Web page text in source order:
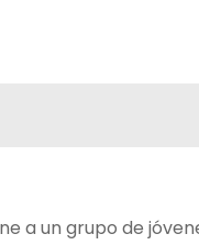
a un grupo de